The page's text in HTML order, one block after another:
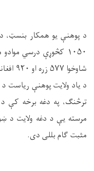
د پوهنې یو همکار بنسټ،
۱۰۵۰ کڅوړې درسي
شاوخوا ۵۷۷ زره او ۹۲۰ افغانۍ اټکل شوی دی.
د یاد ولایت پوهنې ریاست
ترڅنګ، په دغه برخه کې د
مرسته یې د دغه ولایت د
مثبت ګام بللی دی.